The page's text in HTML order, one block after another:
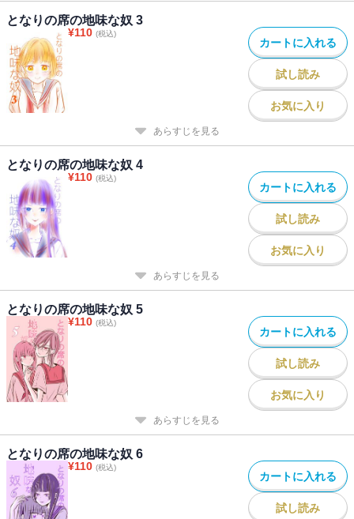
となりの席の地味な奴 3
¥110 (税込)
カートに入れる
試し読み
お気に入り
あらすじを見る
となりの席の地味な奴 4
¥110 (税込)
カートに入れる
試し読み
お気に入り
あらすじを見る
となりの席の地味な奴 5
¥110 (税込)
カートに入れる
試し読み
お気に入り
あらすじを見る
となりの席の地味な奴 6
¥110 (税込)
カートに入れる
試し読み